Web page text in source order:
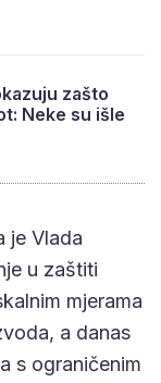
zašto
Neke su išle
je Vlada
u zaštiti
mjerama
a danas
s ograničenim